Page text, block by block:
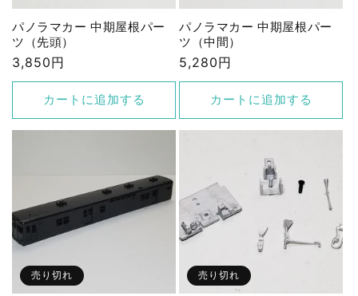
パノラマカー 中期屋根パー
ツ（先頭）
通
常
格
3,850円
カートに追加する
パノラマカー 中期屋根パー
ツ（中間）
通
常
格
5,280円
カートに追加する
売り切れ 売り切れ